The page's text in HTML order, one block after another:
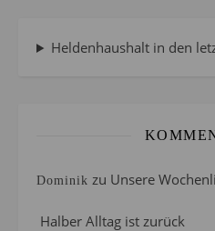
Heldenhaushalt in den
Dominik zu Unsere
Halber Alltag ist zurück